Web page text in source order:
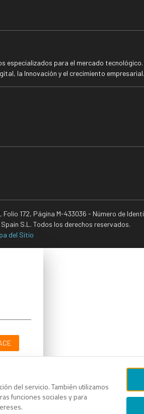
del servicio. También utilizamos
funciones sociales y para
especializados para el mercado
la Innovación y el crecimiento empresarial.
172, Página M-433036 - Número de
S.L. Todos los derechos reservados.
del Sitio